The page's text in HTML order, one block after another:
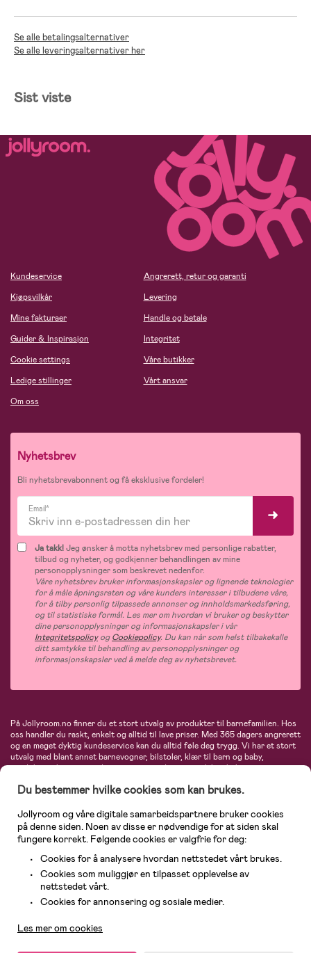
Se alle betalingsalternativer
Se alle leveringsalternativer her
Sist viste
Kundeservice
Kjøpsvilkår
Mine fakturaer
Guider & Inspirasjon
Cookie settings
Ledige stillinger
Om oss
Angrerett, retur og garanti
Levering
Handle og betale
Integritet
Våre butikker
Vårt ansvar
Nyhetsbrev
Bli nyhetsbrevabonnent og få eksklusive fordeler!
Email*
Ja takk!Jeg ønsker å motta nyhetsbrev med personlige rabatter,
tilbud og nyheter, og godkjenner behandlingen av mine
personopplysninger som beskrevet nedenfor.
Våre nyhetsbrev bruker informasjonskapsler og lignende teknologier
for å måle åpningsraten og våre kunders interesser i tilbudene våre,
for å tilby personlig tilpassede annonser og innholdsmarkedsføring,
og til statistiske formål. Les mer om hvordan vi bruker og beskytter
dine personopplysninger og informasjonskapsler i vår
IntegritetspolicyogCookiepolicy. Du kan når som helst tilbakekalle
ditt samtykke til behandling av personopplysninger og
informasjonskapsler ved å melde deg av nyhetsbrevet.
På Jollyroom.no finner du et stort utvalg av produkter til barnefamilien. Hos
oss handler du raskt, enkelt og alltid til lave priser. Med 365 dagers angrerett
og en meget dyktig kundeservice kan du alltid føle deg trygg. Vi har et stort
utvalg med blant annet barnevogner, bilstoler, klær til barn og baby,
produkter til mor, mengder av inspirerende interiør, leker, babyustyr og mye
Maxi-Cosi, Baby Jogger, BabyBjörn, Didriksons, KidKraft, Ergobaby, Philips
største nettbutikk for barn og baby!
Du bestemmer hvilke cookies som kan brukes.
Jollyroom og våre digitale samarbeidspartnere bruker cookies
på denne siden. Noen av disse er nødvendige for at siden skal
fungere korrekt. Følgende cookies er valgfrie for deg:
Cookies for å analysere hvordan nettstedet vårt brukes.
Cookies som muliggjør en tilpasset opplevelse av
nettstedet vårt.
Cookies for annonsering og sosiale medier.
Les mer om cookies